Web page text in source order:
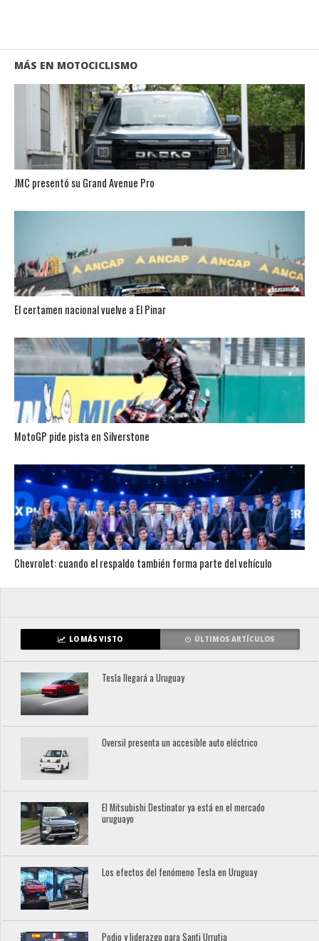
MÁS EN MOTOCICLISMO
JMC presentó su Grand Avenue Pro
El certamen nacional vuelve a El Pinar
MotoGP pide pista en Silverstone
Chevrolet: cuando el respaldo también forma parte del vehículo
LO MÁS VISTO ÚLTIMOS ARTÍCULOS
Tesla llegará a Uruguay
Oversil presenta un accesible auto eléctrico
El Mitsubishi Destinator ya está en el mercado
uruguayo
Los efectos del fenómeno Tesla en Uruguay
Podio y liderazgo para Santi Urrutia